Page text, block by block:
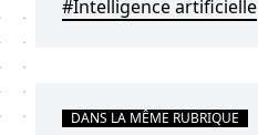
#Intelligence artificielle
DANS LA MÊME RUBRIQUE